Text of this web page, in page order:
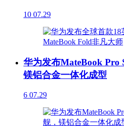
10 07.29
华为发布MateBook Pro
镁铝合金一体化成型
6 07.29